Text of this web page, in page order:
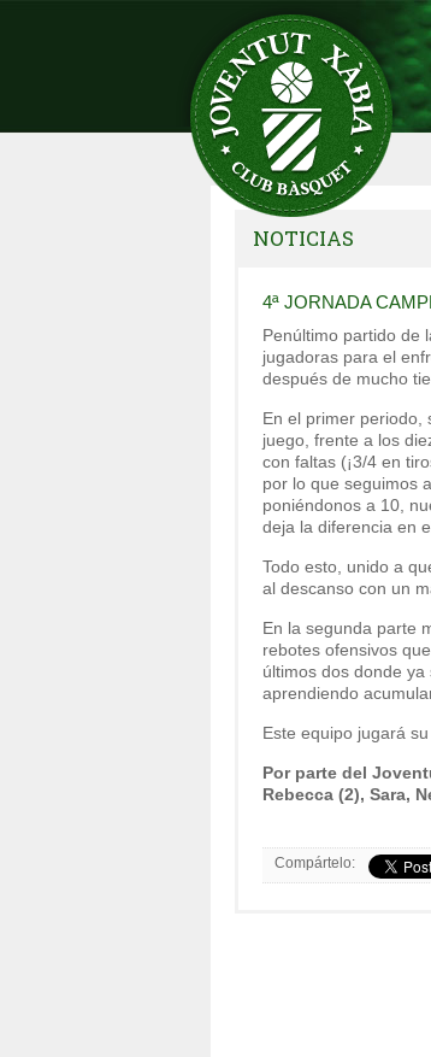
NOTICIAS
4ª JORNADA
Penúltimo partido de
jugadoras para el
después de mucho
En el primer periodo,
juego, frente a los
con faltas (¡3/4 en
por lo que seguimos
poniéndonos a 10,
deja la diferencia en
Todo esto, unido a
al descanso con un
En la segunda parte
rebotes ofensivos
últimos dos donde
aprendiendo
Este equipo jugará
Por parte del
Rebecca (2), Sara,
Compártelo: